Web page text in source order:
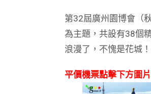
第32屆廣州園博會（
為主題，共設有38個
浪漫了，不愧是花城
平價機票點擊下方圖